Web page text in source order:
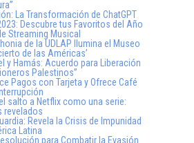
La Transformación de ChatGPT
Descubre tus Favoritos del Año
Streaming Musical
de la UDLAP Ilumina el Museo
de las Américas’
y Hamás: Acuerdo para Liberación
Palestinos”
Pagos con Tarjeta y Ofrece Café
salto a Netflix como una serie:
revelados
Revela la Crisis de Impunidad
Latina
para Combatir la Evasión